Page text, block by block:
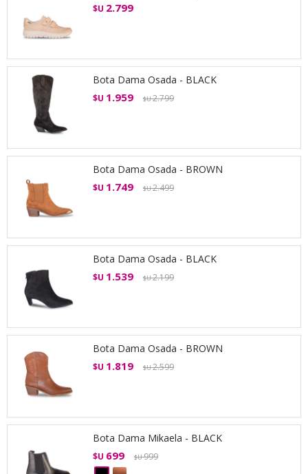
$U 2.799
Bota Dama Osada - BLACK
$U 1.959 $U2.799
Bota Dama Osada - BROWN
$U 1.749 $U2.499
Bota Dama Osada - BLACK
$U 1.539 $U2.199
Bota Dama Osada - BROWN
$U 1.819 $U2.599
Bota Dama Mikaela - BLACK
$U 699 $U999